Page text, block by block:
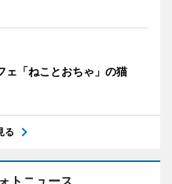
ェ「ねことおちゃ」の猫
る